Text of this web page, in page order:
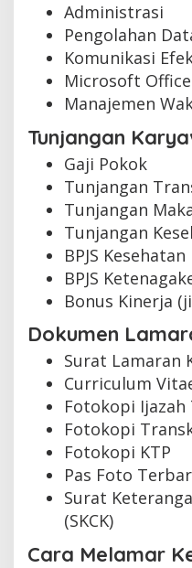
Administrasi
Pengolahan
Komunikasi
Microsoft Office
Manajemen
Tunjangan
Gaji Pokok
Tunjangan
Tunjangan
Tunjangan
BPJS Kesehatan
BPJS
Bonus Kinerja
Dokumen
Surat Lamaran
Curriculum
Fotokopi
Fotokopi
Fotokopi KTP
Pas Foto
Surat
(SKCK)
Cara Melamar